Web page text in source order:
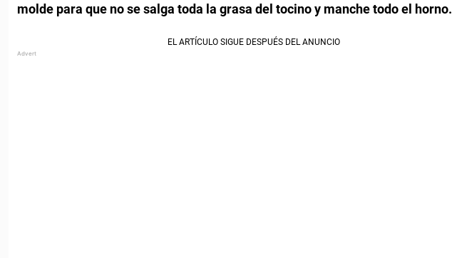
molde para que no se salga toda la grasa del tocino y manche todo el horno.